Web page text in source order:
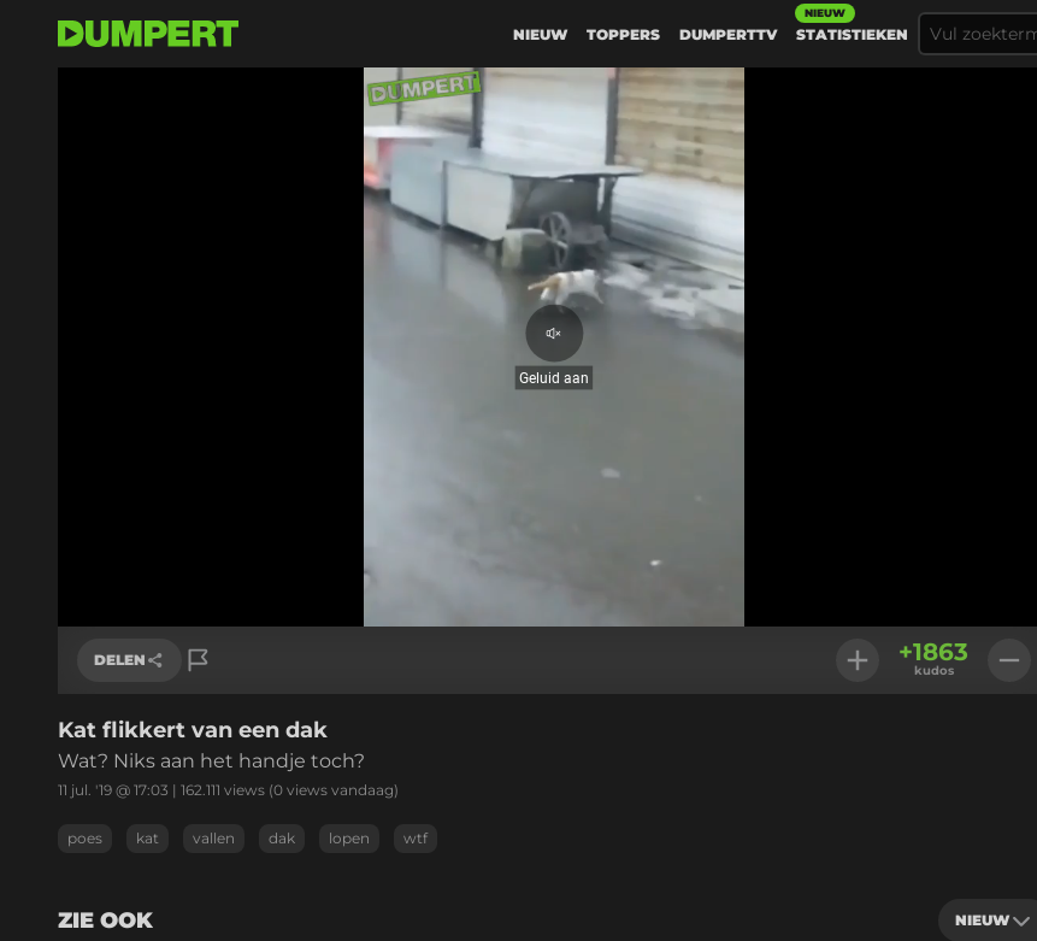
NIEUW TOPPERS DUMPERTTV STATISTIEKEN
NIEUW
Geluid
aan
Geluid aan
DELEN
Link kopiëren
+1863
kudos
Kat flikkert van een dak
Wat? Niks aan het handje toch?
11 jul. '19 @ 17:03 | 162.111 views (0 views vandaag)
poes kat vallen dak lopen wtf
ZIE OOK NIEUW